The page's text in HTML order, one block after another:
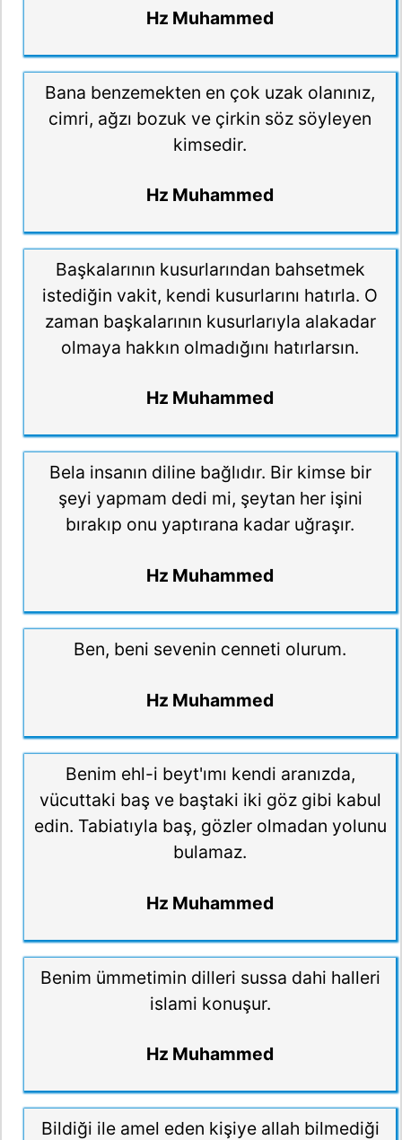
Hz Muhammed
Bana benzemekten en çok uzak olanınız,
cimri, ağzı bozuk ve çirkin söz söyleyen
kimsedir.
Hz Muhammed
Başkalarının kusurlarından bahsetmek
istediğin vakit, kendi kusurlarını hatırla. O
zaman başkalarının kusurlarıyla alakadar
olmaya hakkın olmadığını hatırlarsın.
Hz Muhammed
Bela insanın diline bağlıdır. Bir kimse bir
şeyi yapmam dedi mi, şeytan her işini
bırakıp onu yaptırana kadar uğraşır.
Hz Muhammed
Ben, beni sevenin cenneti olurum.
Hz Muhammed
Benim ehl-i beyt'ımı kendi aranızda,
vücuttaki baş ve baştaki iki göz gibi kabul
edin. Tabiatıyla baş, gözler olmadan yolunu
bulamaz.
Hz Muhammed
Benim ümmetimin dilleri sussa dahi halleri
islami konuşur.
Hz Muhammed
Bildiği ile amel eden kişiye allah bilmediği